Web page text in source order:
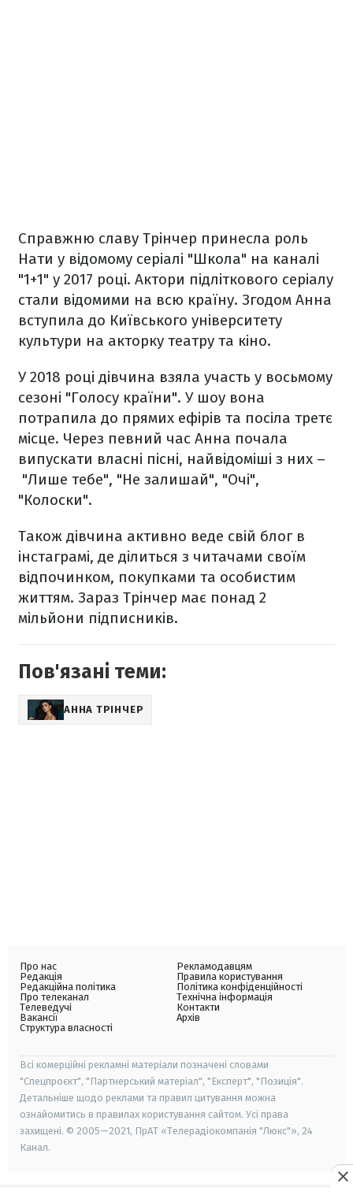
Справжню славу Трінчер принесла роль
Нати у відомому серіалі "Школа" на каналі
"1+1" у 2017 році. Актори підліткового серіалу
стали відомими на всю країну. Згодом Анна
вступила до Київського університету
культури на акторку театру та кіно.
У 2018 році дівчина взяла участь у восьмому
сезоні "Голосу країни". У шоу вона
потрапила до прямих ефірів та посіла третє
місце. Через певний час Анна почала
випускати власні пісні, найвідоміші з них –
"Лише тебе", "Не залишай", "Очі",
"Колоски".
Також дівчина активно веде свій блог в
інстаграмі, де ділиться з читачами своїм
відпочинком, покупками та особистим
життям. Зараз Трінчер має понад 2
мільйони підписників.
Пов'язані теми:
АННА ТРІНЧЕР
Про нас
Редакція
Редакційна політика
Про телеканал
Телеведучі
Вакансії
Структура власності
Рекламодавцям
Правила користування
Політика конфіденційності
Технічна інформація
Контакти
Архів
Всі комерційні рекламні матеріали позначені словами
"Спецпроєкт", "Партнерський матеріал", "Експерт", "Позиція".
Детальніше щодо реклами та правил цитування можна
ознайомитись в правилах користування сайтом. Усі права
захищені. © 2005—2021, ПрАТ «Телерадіокомпанія "Люкс"», 24
Канал.